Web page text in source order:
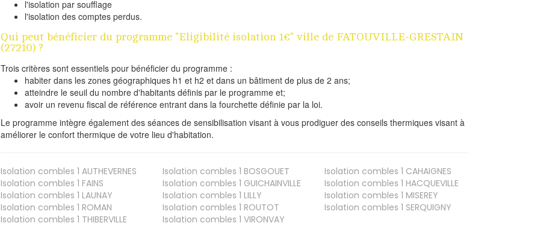
l'isolation par soufflage
l'isolation des comptes perdus.
Qui peut bénéficier du programme "Eligibilité isolation 1€" ville de FATOUVILLE-GRESTAIN
(27210) ?
Trois critères sont essentiels pour bénéficier du programme :
habiter dans les zones géographiques h1 et h2 et dans un bâtiment de plus de 2 ans;
atteindre le seuil du nombre d'habitants définis par le programme et;
avoir un revenu fiscal de référence entrant dans la fourchette définie par la loi.
Le programme intègre également des séances de sensibilisation visant à vous prodiguer des conseils thermiques visant à
améliorer le confort thermique de votre lieu d'habitation.
Isolation combles 1 AUTHEVERNES Isolation combles 1 BOSGOUET Isolation combles 1 CAHAIGNES
Isolation combles 1 FAINS Isolation combles 1 GUICHAINVILLE Isolation combles 1 HACQUEVILLE
Isolation combles 1 LAUNAY Isolation combles 1 LILLY Isolation combles 1 MISEREY
Isolation combles 1 ROMAN Isolation combles 1 ROUTOT Isolation combles 1 SERQUIGNY
Isolation combles 1 THIBERVILLE Isolation combles 1 VIRONVAY